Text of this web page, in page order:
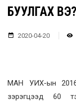
БУУЛГАХ ВЭ?
2020-04-20
МАН УИХ-ын 2016
зэрэгцээд 60